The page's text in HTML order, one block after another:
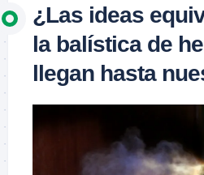
¿Las ideas
la balística de
llegan hasta